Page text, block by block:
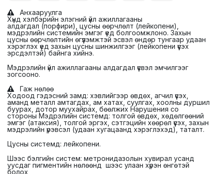
Анхааруулга
Хүнд хэлбэрийн элэгний үйл ажиллагааны
алдагдал (порфири), цусны өөрчлөлт (лейкопени),
мэдрэлийн системийн эмгэг үед болгоомжлоно. Захын
цусны өөрчлөлтийн өгүүлэмжтэй эсвэл өндөр тунгаар удаан
хэрэглэх үед захын цусны шинжилгээг (лейкопени үүсэх
эрсдэлтэй) байнга хийнэ.
Мэдрэлийн үйл ажиллагааны алдагдал үүсвэл эмчилгээг
зогсооно.
Гаж нөлөө
Ходоод гэдэсний замд: хэвлийгээр өвдөх, агчил үүсэх,
аманд металл амтагдах, ам хатах, суулгах, хоолны дуршил
буурах, дотор муухайрах, бөөлжих Нарушения со
стороны Мэдрэлийн системд: толгой өвдөх, хөдөлгөөний
эмгэг (атаксия), толгой эргэх, сэтгэцийн хөөрөл үүсэх, захын
мэдрэлийн үрэвсэл (удаан хугацаанд хэрэглэхэд), таталт.
Цусны системд: лейкопени.
Шээс бэлгийн систем: метронидазолын хувирал усанд
уусдаг пигментийн нөлөөнд шээс улаан хүрэн өнгөтэй
болох